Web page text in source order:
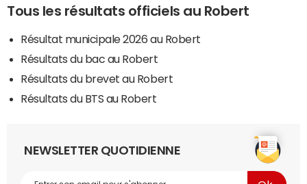
Tous les résultats officiels au Robert
Résultat municipale 2026 au Robert
Résultats du bac au Robert
Résultats du brevet au Robert
Résultats du BTS au Robert
NEWSLETTER QUOTIDIENNE